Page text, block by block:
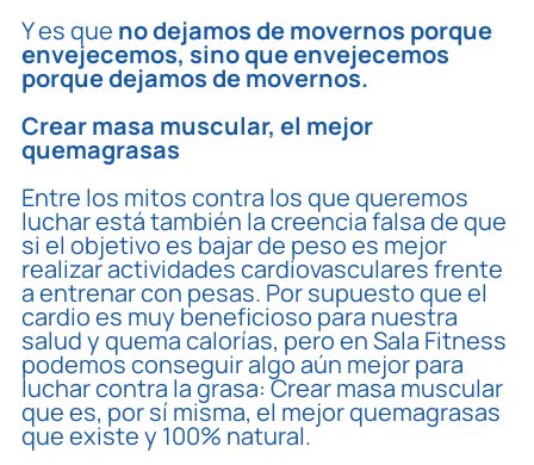
Y es que no dejamos de movernos porque
envejecemos, sino que envejecemos
porque dejamos de movernos.
Crear masa muscular, el mejor
quemagrasas
Entre los mitos contra los que queremos
luchar está también la creencia falsa de que
si el objetivo es bajar de peso es mejor
realizar actividades cardiovasculares frente
a entrenar con pesas. Por supuesto que el
cardio es muy beneficioso para nuestra
salud y quema calorías, pero en Sala Fitness
podemos conseguir algo aún mejor para
luchar contra la grasa: Crear masa muscular
que es, por sí misma, el mejor quemagrasas
que existe y 100% natural.